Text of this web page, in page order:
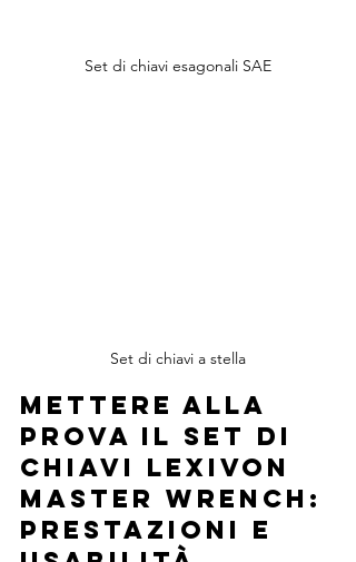
Set di chiavi esagonali SAE
Set di chiavi a stella
Mettere alla
prova il set di
chiavi LEXIVON
Master Wrench:
prestazioni e